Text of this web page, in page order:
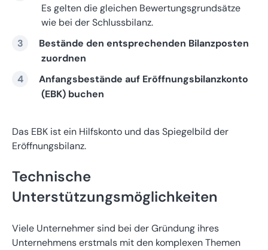
Es gelten die gleichen Bewertungsgrundsätze
wie bei der Schlussbilanz.
Bestände den entsprechenden Bilanzposten
zuordnen
Anfangsbestände auf Eröffnungsbilanzkonto
(EBK) buchen
Das EBK ist ein Hilfskonto und das Spiegelbild der
Eröffnungsbilanz.
Technische
Unterstützungsmöglichkeiten
Viele Unternehmer sind bei der Gründung ihres
Unternehmens erstmals mit den komplexen Themen